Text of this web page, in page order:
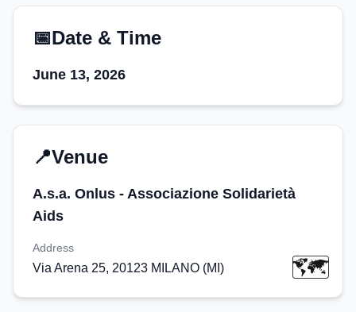
📅Date & Time
June 13, 2026
📍Venue
A.s.a. Onlus - Associazione Solidarietà
Aids
Address
Via Arena 25, 20123 MILANO (MI) 🗺️